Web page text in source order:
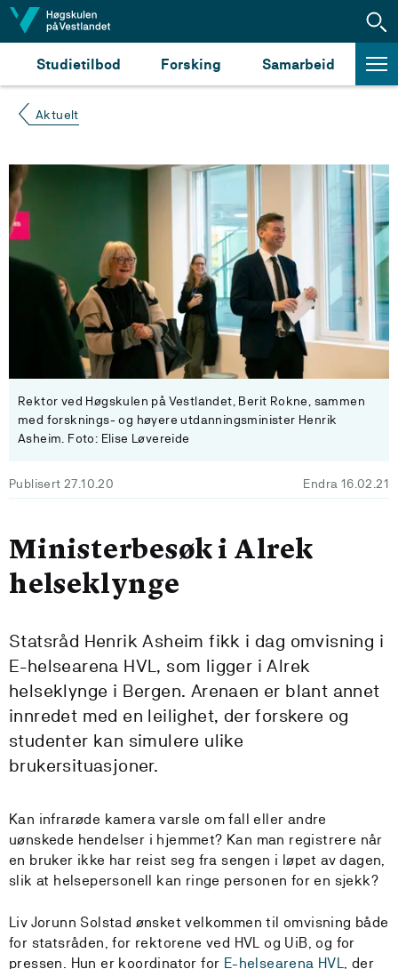
Hopp til innhald
Studietilbod Forsking Samarbeid
Aktuelt
Rektor ved Høgskulen på Vestlandet, Berit Rokne, sammen
med forsknings- og høyere utdanningsminister Henrik
Asheim. Foto: Elise Løvereide
Publisert 27.10.20 Endra 16.02.21
Ministerbesøk i Alrek
helseklynge
Statsråd Henrik Asheim fikk i dag omvisning i
E-helsearena HVL, som ligger i Alrek
helseklynge i Bergen. Arenaen er blant annet
innredet med en leilighet, der forskere og
studenter kan simulere ulike
brukersituasjoner.
Kan infrarøde kamera varsle om fall eller andre
uønskede hendelser i hjemmet? Kan man registrere når
en bruker ikke har reist seg fra sengen i løpet av dagen,
slik at helsepersonell kan ringe personen for en sjekk?
Liv Jorunn Solstad ønsket velkommen til omvisning både
for statsråden, for rektorene ved HVL og UiB, og for
pressen. Hun er koordinator for E-helsearena HVL
, der